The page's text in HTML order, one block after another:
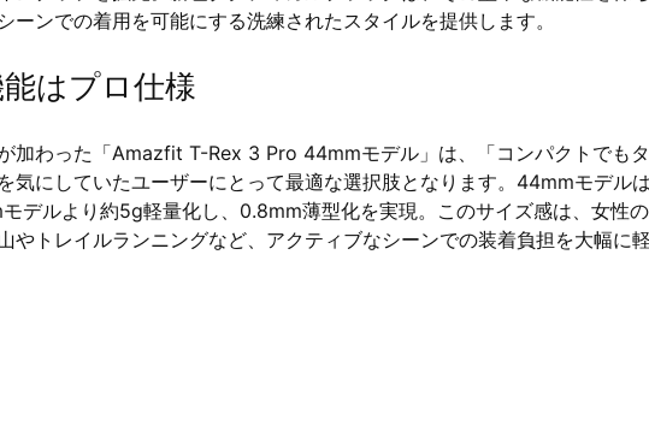
ーンでの着用を可能にする洗練されたスタイルを提供します。
はプロ仕様
加わった「Amazfit T-Rex 3 Pro 44mmモデル」は、「コンパクトでも
気にしていたユーザーにとって最適な選択肢となります。44mmモデル
デルより約5g軽量化し、0.8mm薄型化を実現。このサイズ感は、女性
やトレイルランニングなど、アクティブなシーンでの装着負担を大幅に